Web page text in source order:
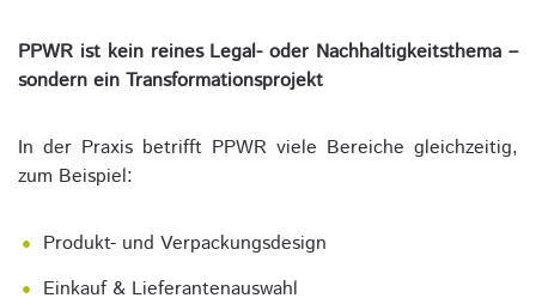
PPWR ist kein reines Legal- oder Nachhaltigkeitsthema –
sondern ein Transformationsprojekt
In der Praxis betrifft PPWR viele Bereiche gleichzeitig,
zum Beispiel:
Produkt- und Verpackungsdesign
Einkauf & Lieferantenauswahl